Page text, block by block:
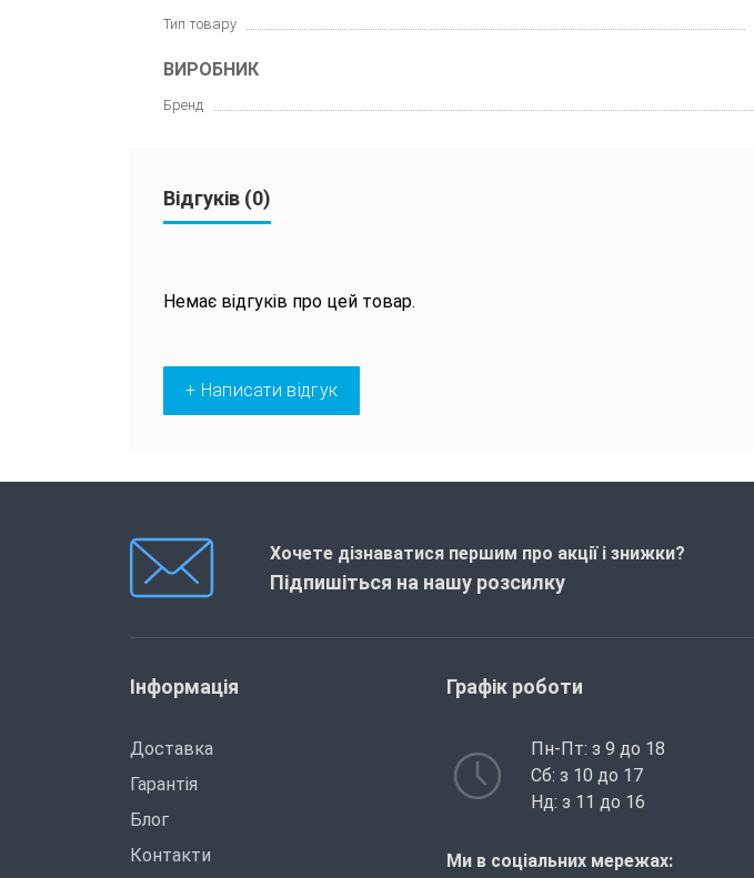
Тип товару
ВИРОБНИК
Бренд
Відгуків (0)
Немає відгуків про цей товар.
+ Написати відгук
Хочете дізнаватися першим про акції і знижки?
Підпишіться на нашу розсилку
Інформація
Доставка
Гарантія
Блог
Контакти
Графік роботи
Пн-Пт: з 9 до 18
Сб: з 10 до 17
Нд: з 11 до 16
Ми в соціальних мережах: